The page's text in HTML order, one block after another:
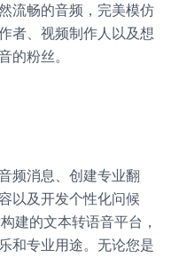
流畅的音频，完美模仿
者、视频制作人以及想
的粉丝。
频消息、创建专业翻
以及开发个性化问候
建的文本转语音平台，
和专业用途。无论您是